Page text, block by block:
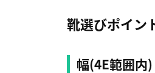
靴選びポイン
幅(4E範囲内)